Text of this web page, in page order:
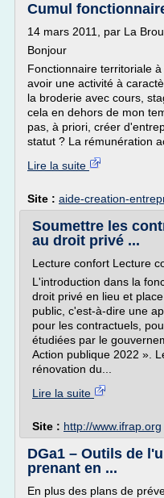
Cumul
14 mars 2011, par La
Bonjour
Fonctionnaire territoriale
avoir une activité à
la broderie avec cours,
cela en dehors de mon
pas, à priori, créer
statut ? La rémunération
Lire la suite
Site : aide-creation-
Soumettre les
au droit privé ...
Lecture confort Lecture
L'introduction dans la
droit privé en lieu et
public, c'est-à-dire une
pour les contractuels,
étudiées par le
Action publique 2022 ».
rénovation du...
Lire la suite
Site : http://www.ifrap.org
DGa1 – Outils de
prenant en ...
En plus des plans de